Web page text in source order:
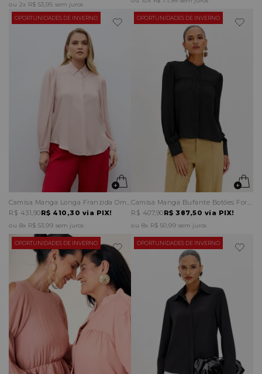
2x R$ 53,95 sem juros
OPORTUNIDADES DE INVERNO
Camisa Manga Longa Franzida Ombreira
R$ 410,30 via PIX!
R$ 431,90
8x R$ 53,99 sem juros
OPORTUNIDADES DE INVERNO
Camisa Manga Bufante Botões Forrados
R$ 387,50 via PIX!
R$ 407,90
8x R$ 50,99 sem juros
OPORTUNIDADES DE INVERNO OPORTUNIDADES DE INVERNO